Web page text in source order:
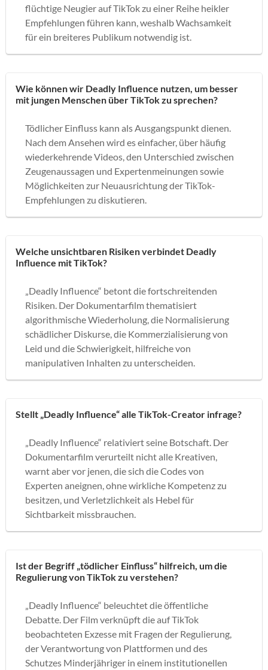
flüchtige Neugier auf TikTok zu einer Reihe heikler
Empfehlungen führen kann, weshalb Wachsamkeit
für ein breiteres Publikum notwendig ist.
Wie können wir Deadly Influence nutzen, um besser
mit jungen Menschen über TikTok zu sprechen?
Tödlicher Einfluss kann als Ausgangspunkt dienen.
Nach dem Ansehen wird es einfacher, über häufig
wiederkehrende Videos, den Unterschied zwischen
Zeugenaussagen und Expertenmeinungen sowie
Möglichkeiten zur Neuausrichtung der TikTok-
Empfehlungen zu diskutieren.
Welche unsichtbaren Risiken verbindet Deadly
Influence mit TikTok?
„Deadly Influence“ betont die fortschreitenden
Risiken. Der Dokumentarfilm thematisiert
algorithmische Wiederholung, die Normalisierung
schädlicher Diskurse, die Kommerzialisierung von
Leid und die Schwierigkeit, hilfreiche von
manipulativen Inhalten zu unterscheiden.
Stellt „Deadly Influence“ alle TikTok-Creator infrage?
„Deadly Influence“ relativiert seine Botschaft. Der
Dokumentarfilm verurteilt nicht alle Kreativen,
warnt aber vor jenen, die sich die Codes von
Experten aneignen, ohne wirkliche Kompetenz zu
besitzen, und Verletzlichkeit als Hebel für
Sichtbarkeit missbrauchen.
Ist der Begriff „tödlicher Einfluss“ hilfreich, um die
Regulierung von TikTok zu verstehen?
„Deadly Influence“ beleuchtet die öffentliche
Debatte. Der Film verknüpft die auf TikTok
beobachteten Exzesse mit Fragen der Regulierung,
der Verantwortung von Plattformen und des
Schutzes Minderjähriger in einem institutionellen